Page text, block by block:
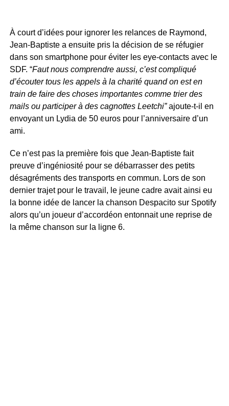
À court d’idées pour ignorer les relances de Raymond,
Jean-Baptiste a ensuite pris la décision de se réfugier
dans son smartphone pour éviter les eye-contacts avec le
SDF. “Faut nous comprendre aussi, c’est compliqué
d’écouter tous les appels à la charité quand on est en
train de faire des choses importantes comme trier des
mails ou participer à des cagnottes Leetchi”ajoute-t-il en
envoyant un Lydia de 50 euros pour l’anniversaire d’un
ami.
Ce n’est pas la première fois que Jean-Baptiste fait
preuve d’ingéniosité pour se débarrasser des petits
désagréments des transports en commun. Lors de son
dernier trajet pour le travail, le jeune cadre avait ainsi eu
la bonne idée de lancer la chanson Despacito sur Spotify
alors qu’un joueur d’accordéon entonnait une reprise de
la même chanson sur la ligne 6.